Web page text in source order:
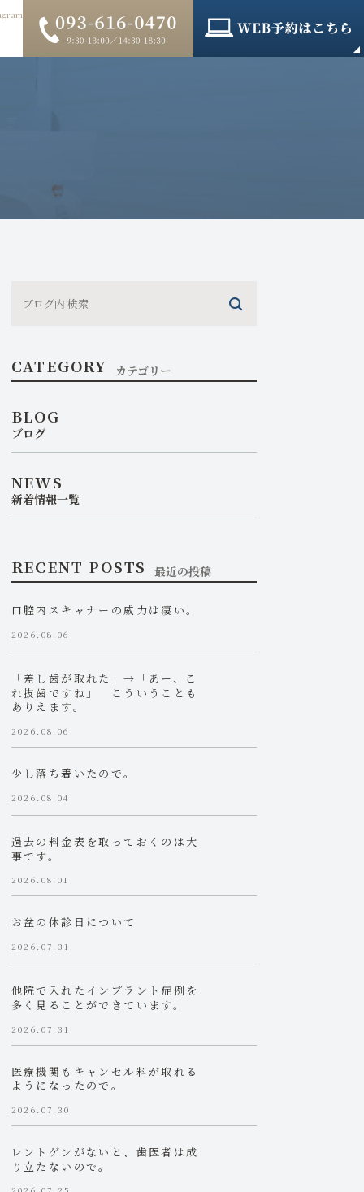
CATEGORY カテゴリー
BLOG
ブログ
NEWS
新着情報一覧
RECENT POSTS 最近の投稿
口腔内スキャナーの威力は凄い。
2026.08.06
「差し歯が取れた」→「あー、こ
れ抜歯ですね」 こういうことも
ありえます。
2026.08.06
少し落ち着いたので。
2026.08.04
過去の料金表を取っておくのは大
事です。
2026.08.01
お盆の休診日について
2026.07.31
他院で入れたインプラント症例を
多く見ることができています。
2026.07.31
医療機関もキャンセル料が取れる
ようになったので。
2026.07.30
レントゲンがないと、歯医者は成
り立たないので。